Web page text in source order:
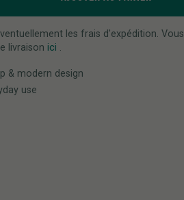
les frais d'expédition. Vous
livraison ici .
& modern design
use